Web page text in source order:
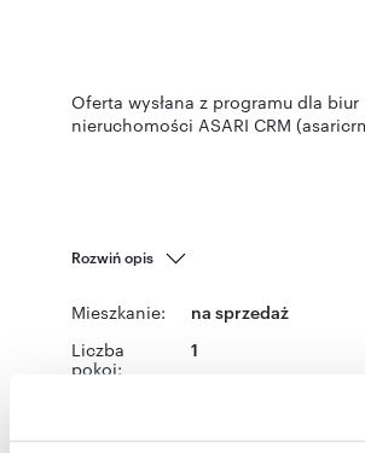
Oferta wysłana z programu dla biur
nieruchomości ASARI CRM
Rozwiń opis
Mieszkanie: na sprzedaż
Liczba
pokoi:
1